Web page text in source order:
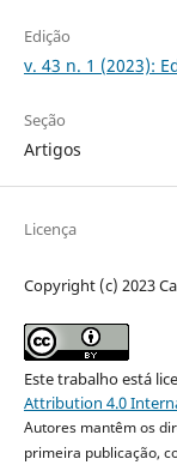
Edição
v. 43 n. 1 (2023):
Seção
Artigos
Licença
Copyright (c) 2023
Este trabalho está
Attribution 4.0
Autores mantêm os
primeira publicação,